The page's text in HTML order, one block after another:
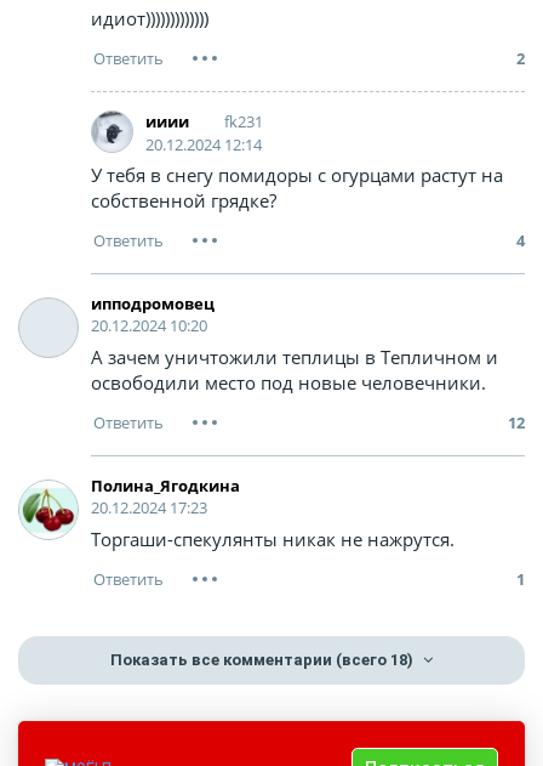
идиот)))))))))))))
2
ииии
fk231
20.12.2024 12:14
У тебя в снегу помидоры с огурцами растут на
собственной грядке?
4
ипподромовец
20.12.2024 10:20
А зачем уничтожили теплицы в Тепличном и
освободили место под новые человечники.
12
Полина_Ягодкина
20.12.2024 17:23
Торгаши-спекулянты никак не нажрутся.
1
Показать все комментарии (всего 18)